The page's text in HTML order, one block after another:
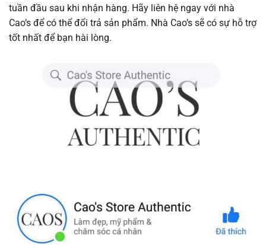
tuần đầu sau khi nhận hàng. Hãy liên hệ ngay với nhà
Cao’s để có thể đổi trả sản phẩm. Nhà Cao’s sẽ có sự hỗ trợ
tốt nhất để bạn hài lòng.